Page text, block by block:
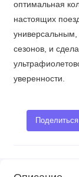
оптимальная
настоящих
универсальным,
сезонов, и
уверенности.
Поделиться